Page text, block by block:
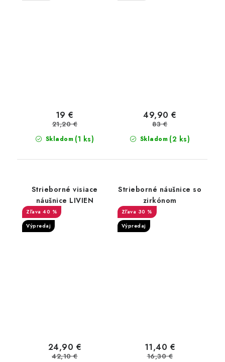
Skladom (1 ks)
19 €
21,20 €
Skladom (2 ks)
49,90 €
83 €
Strieborné visiace
náušnice LIVIEN
40 %
Výpredaj
24,90 €
42,10 €
Strieborné náušnice so
zirkónom
30 %
Výpredaj
11,40 €
16,30 €